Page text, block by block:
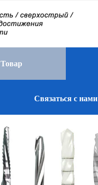
Товар
Связаться с нами